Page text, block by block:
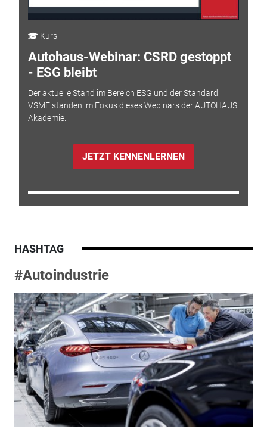
Kurs
Autohaus-Webinar: CSRD gestoppt
- ESG bleibt
Der aktuelle Stand im Bereich ESG und der Standard
VSME standen im Fokus dieses Webinars der AUTOHAUS
Akademie.
JETZT KENNENLERNEN
HASHTAG
#Autoindustrie